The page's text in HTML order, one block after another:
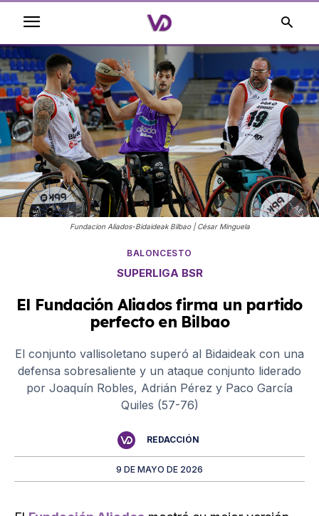
Fundacion Aliados-Bidaideak Bilbao | César Minguela
BALONCESTO
SUPERLIGA BSR
El Fundación Aliados firma un partido
perfecto en Bilbao
El conjunto vallisoletano superó al Bidaideak con una
defensa sobresaliente y un ataque conjunto liderado
por Joaquín Robles, Adrián Pérez y Paco García
Quiles (57-76)
REDACCIÓN
9 DE MAYO DE 2026